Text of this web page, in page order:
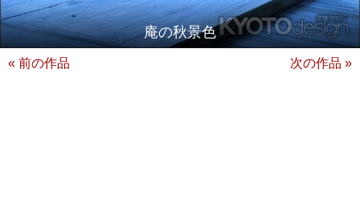
庵の秋景色
« 前の作品 次の作品 »